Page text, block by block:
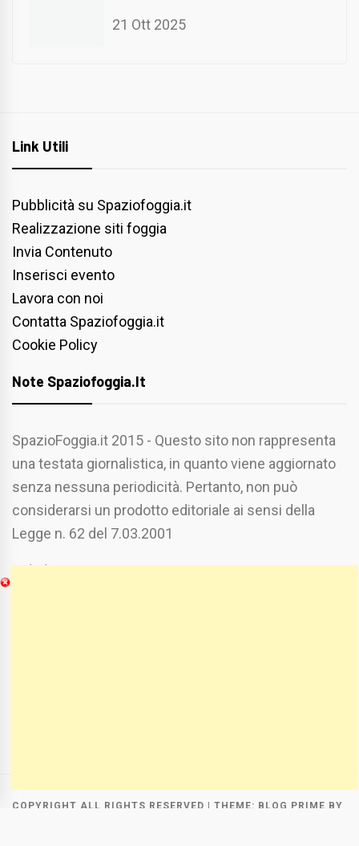
21 Ott 2025
Link Utili
Pubblicità su Spaziofoggia.it
Realizzazione siti foggia
Invia Contenuto
Inserisci evento
Lavora con noi
Contatta Spaziofoggia.it
Cookie Policy
Note Spaziofoggia.it
SpazioFoggia.it 2015 - Questo sito non rappresenta
una testata giornalistica, in quanto viene aggiornato
senza nessuna periodicità. Pertanto, non può
considerarsi un prodotto editoriale ai sensi della
Legge n. 62 del 7.03.2001
Chi Siamo
COPYRIGHT ALL RIGHTS RESERVED | THEME: BLOG PRIME BY